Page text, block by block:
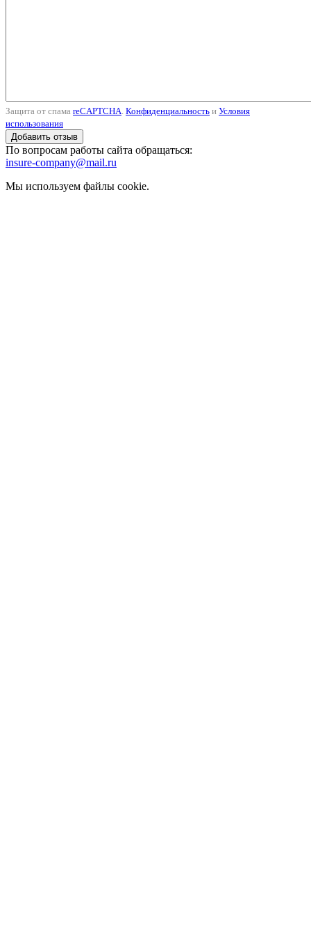
Защита от спама reCAPTCHA Конфиденциальность и Условия
использования
По вопросам работы сайта обращаться:
insure-company@mail.ru
Мы используем файлы cookie.